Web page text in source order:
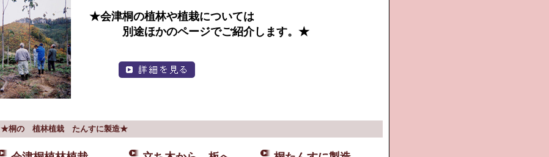
★会津桐の植林や植栽については
別途ほかのページでご紹介します。★
★桐の 植林植栽 たんすに製造★